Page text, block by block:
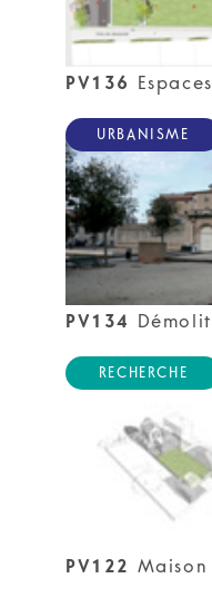
PV136
PV134
URBANISME
PV122
RECHERCHE